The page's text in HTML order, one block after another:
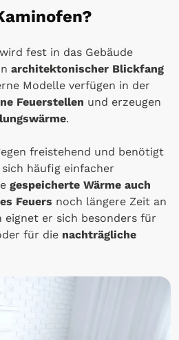
wird fest in das Gebäude
architektonischer Blickfang
Modelle verfügen in der
Feuerstellen und erzeugen
.
freistehend und benötigt
häufig einfacher
gespeicherte Wärme auch
Feuers noch längere Zeit an
eignet er sich besonders für
für die nachträgliche